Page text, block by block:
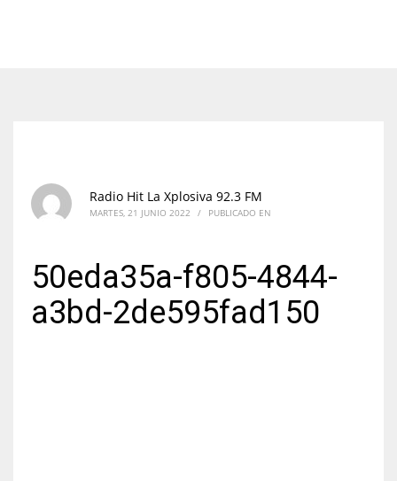
Radio Hit La Xplosiva 92.3 FM
MARTES, 21 JUNIO 2022 / PUBLICADO EN
50eda35a-f805-4844-
a3bd-2de595fad150